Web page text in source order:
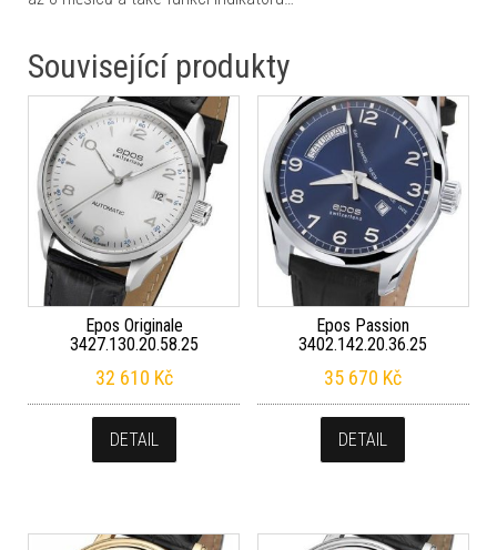
Související produkty
Epos Originale
3427.130.20.58.25
32 610 Kč
DETAIL
Epos Passion
3402.142.20.36.25
35 670 Kč
DETAIL